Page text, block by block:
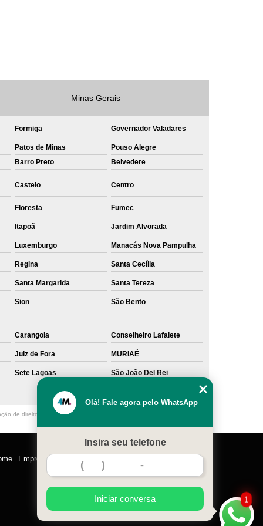
Private Label Confecção
Label de Malhas
Private Label Roupas
Sublimação Camiseta Algodão
de Camisetas de Algodão
Sublimação em Camisetas Lisas
em Tecido de Algodão
Sublimação Total em Camisetas
Minas Gerais
Formiga Governador Valadares
Patos de Minas
Pouso Alegre
Barro Preto Belvedere
Castelo Centro
Floresta Fumec
Itapoã Jardim Alvorada
Luxemburgo Manacás Nova Pampulha
Regina Santa Cecília
Santa Margarida Santa Tereza
Sion São Bento
Carangola Conselheiro Lafaiete
Juiz de Fora MURIAÉ
Sete Lagoas São João Del Rei
de direito autoral – artigo 184 do Código Penal –
Empresa Serviços
1
Olá! Fale agora pelo WhatsApp
Insira seu telefone
Iniciar conversa